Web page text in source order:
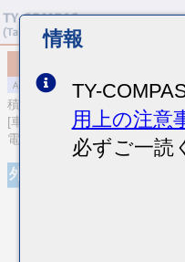
積層セラミックコンデンサ
[車載パワートレイン/セーフテ
電極品積層セラミックコンデ
外観
情報
TY-
用上の注意
必ずご一読